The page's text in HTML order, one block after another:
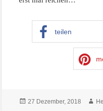
teilen
Veröffentlicht
27 Dezember, 2018